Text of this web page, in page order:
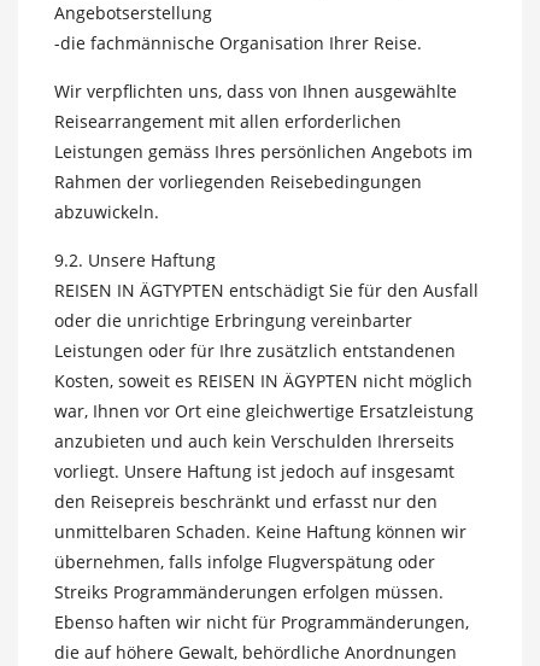
Angebotserstellung
-die fachmännische Organisation Ihrer Reise.
Wir verpflichten uns, dass von Ihnen ausgewählte
Reisearrangement mit allen erforderlichen
Leistungen gemäss Ihres persönlichen Angebots im
Rahmen der vorliegenden Reisebedingungen
abzuwickeln.
9.2. Unsere Haftung
REISEN IN ÄGTYPTEN entschädigt Sie für den Ausfall
oder die unrichtige Erbringung vereinbarter
Leistungen oder für Ihre zusätzlich entstandenen
Kosten, soweit es REISEN IN ÄGYPTEN nicht möglich
war, Ihnen vor Ort eine gleichwertige Ersatzleistung
anzubieten und auch kein Verschulden Ihrerseits
vorliegt. Unsere Haftung ist jedoch auf insgesamt
den Reisepreis beschränkt und erfasst nur den
unmittelbaren Schaden. Keine Haftung können wir
übernehmen, falls infolge Flugverspätung oder
Streiks Programmänderungen erfolgen müssen.
Ebenso haften wir nicht für Programmänderungen,
die auf höhere Gewalt, behördliche Anordnungen